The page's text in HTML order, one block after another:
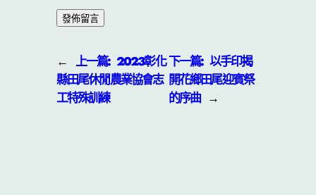
← 上一篇: 2023彰化
縣田尾休閒農業協會志
工特殊訓練
下一篇: 以手印揭
開花鄉田尾迎賓祭
的序曲 →